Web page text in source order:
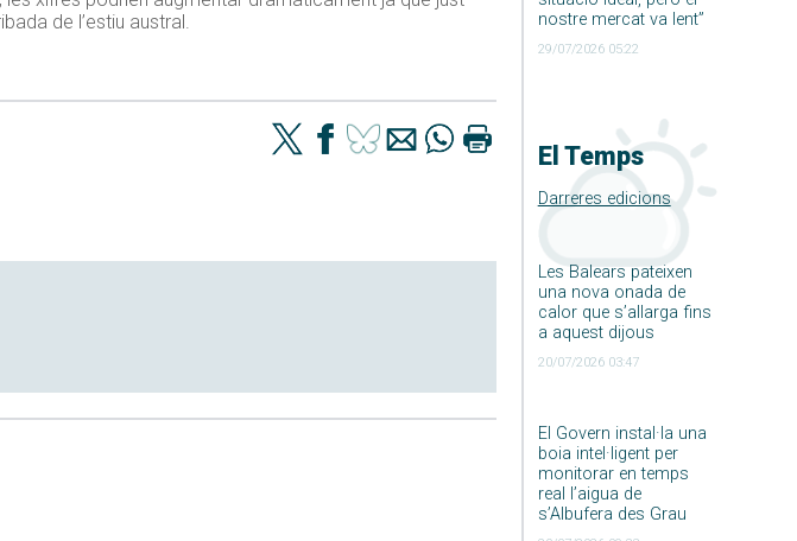
nostre mercat va lent”
29/07/2026 05:22
El Temps
Darreres edicions
Les Balears pateixen
una nova onada de
calor que s’allarga fins
a aquest dijous
20/07/2026 03:47
El Govern instal·la una
boia intel·ligent per
monitorar en temps
real l’aigua de
s’Albufera des Grau
de l’estiu austral.